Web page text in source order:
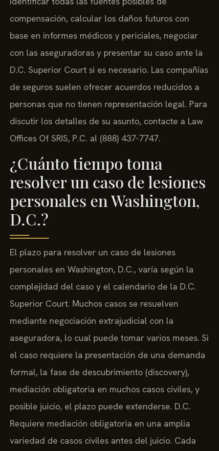
compensación, calcular los daños futuros con
base en informes médicos y periciales, negociar
con las aseguradoras y presentar su caso ante la
D.C. Superior Court si es necesario. Las compañías
de seguros suelen ofrecer acuerdos reducidos a
personas que no tienen representación legal. Para
discutir los detalles de su asunto, contacte a Law
Offices Of SRIS, P.C. al (888) 437-7747.
¿Cuánto tiempo toma
resolver un caso de lesiones
personales en Washington,
D.C.?
El plazo para resolver un caso de lesiones
personales en Washington, D.C., varía según la
complejidad del caso y el calendario de la D.C.
Superior Court. Muchos casos se resuelven
mediante negociación extrajudicial con la
aseguradora, lo cual puede tomar varios meses. Si
el caso requiere la presentación de una demanda
formal, la fase de descubrimiento (discovery),
mediación obligatoria en muchos casos civiles, y
posible juicio, el plazo puede extenderse. D.C.
Requiere mediación obligatoria en una amplia
variedad de casos civiles antes del juicio. Cada